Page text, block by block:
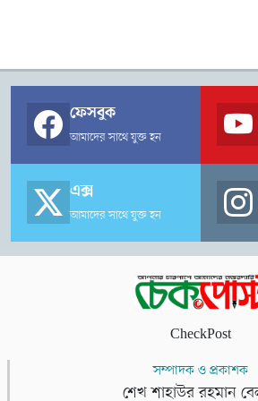
ফেসবুক
আমাদের সাথে যুক্ত হন
এক্স
আমাদের সাথে যুক্ত হন
CheckPost
সম্পাদক ও প্রকাশক
শেখ শাহাউর রহমান